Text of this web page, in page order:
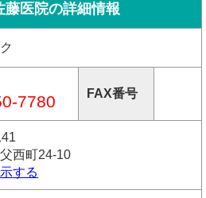
医院の詳細情報
7780 FAX番号
西町24-10
する